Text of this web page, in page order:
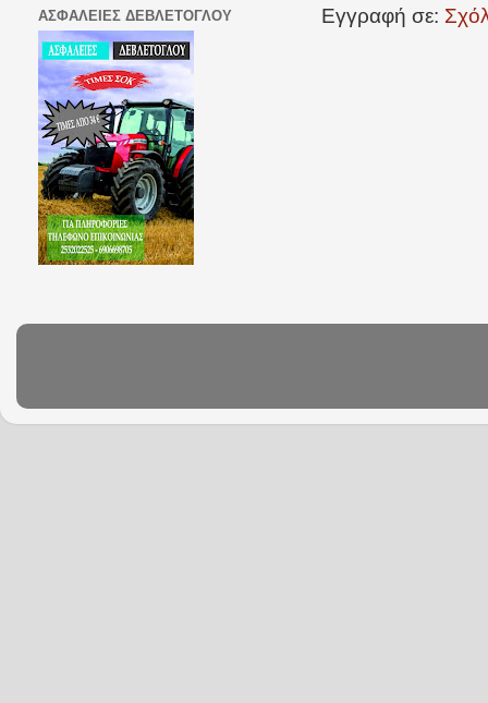
Εγγραφή σε:
ΑΣΦΑΛΕΙΕΣ ΔΕΒΛΕΤΟΓΛΟΥ